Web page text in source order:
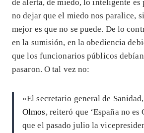
de alerta, de miedo, lo inteligente es
no dejar que el miedo nos paralice,
mejor es que no se puede. De lo
en la sumisión, en la obediencia
que los funcionarios públicos
pasaron. O tal vez no:
«El secretario general de Sanidad,
Olmos, reiteró que ‘España no es
que el pasado julio la